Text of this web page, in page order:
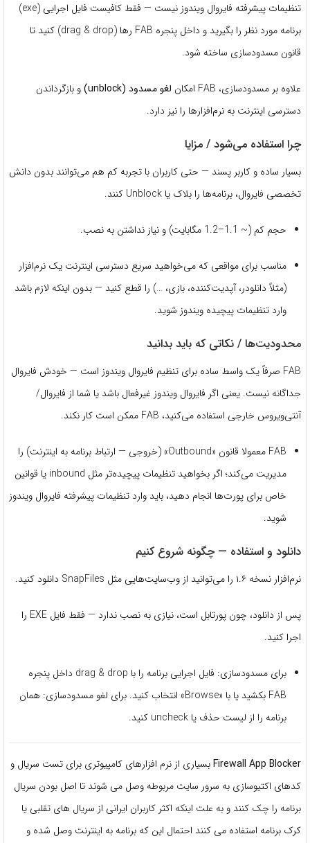
تنظیمات پیشرفته فایروال ویندوز نیست — فقط کافیست فایل اجرایی (exe)
برنامه مورد نظر را بگیرید و داخل پنجره FAB رها (drag & drop) کنید تا
قانون مسدودسازی ساخته شود.
علاوه بر مسدودسازی، FAB امکان لغو مسدود (unblock)
و بازگرداندن
دسترسی اینترنت به نرم‌افزارها را نیز دارد.
چرا استفاده می‌شود / مزایا
بسیار ساده و کاربر پسند — حتی کاربران با تجربه کم هم می‌توانند بدون دانش
تخصصی فایروال، برنامه‌ها را بلاک یا Unblock کنند.
حجم کم (~ 1.1–1.2 مگابایت) و نیاز نداشتن به نصب.
مناسب برای مواقعی که می‌خواهید سریع دسترسی اینترنت یک نرم‌افزار
(مثلاً دانلودر، آپدیت‌کننده، بازی، …) را قطع کنید — بدون اینکه لازم باشد
وارد تنظیمات پیچیده ویندوز شوید.
محدودیت‌ها / نکاتی که باید بدانید
FAB صرفاً یک واسط ساده برای تنظیم فایروال ویندوز است — خودش فایروال
جداگانه نیست. یعنی اگر فایروال ویندوز غیرفعال باشد یا شما از فایروال/
آنتی‌ویروس خارجی استفاده می‌کنید، FAB ممکن است کار نکند.
FAB معمولا قانون «Outbound» (خروجی — ارتباط برنامه به اینترنت) را
مدیریت می‌کند؛ اگر بخواهید تنظیمات پیچیده‌تر مثل inbound یا قوانین
خاص برای پورت‌ها انجام دهید، باید وارد تنظیمات پیشرفته فایروال ویندوز
شوید.
دانلود و استفاده — چگونه شروع کنیم
نرم‌افزار نسخه ۱.۶ را می‌توانید از وب‌سایت‌هایی مثل SnapFiles دانلود کنید.
پس از دانلود، چون پورتابل است، نیازی به نصب ندارد — فقط فایل EXE را
اجرا کنید.
برای مسدودسازی: فایل اجرایی برنامه را با drag & drop داخل پنجره
FAB بکشید یا با «Browse» انتخاب کنید. برای لغو مسدودسازی: همان
برنامه را از لیست حذف یا uncheck کنید.
Firewall App Blockerبسیاری از نرم افزارهای کامپیوتری برای تست سریال و
کدهای اکتیوسازی به سرور سایت مربوطه وصل می شوند تا اصل بودن سریال
برنامه را چک کنند و به علت اینکه اکثر کاربران ایرانی از سریال های تقلبی یا
کرک برنامه استفاده می کنند احتمال این که برنامه به اینترنت وصل شده و